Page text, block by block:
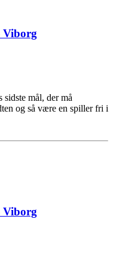
Viborg
sidste mål, der må
og så være en spiller fri i
Viborg